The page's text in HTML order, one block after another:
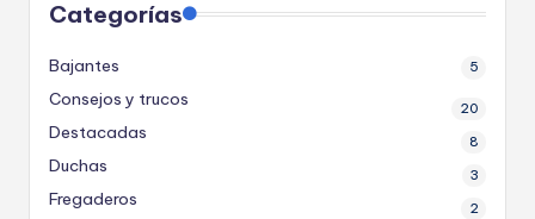
Categorías
Bajantes 5
Consejos y trucos 20
Destacadas 8
Duchas 3
Fregaderos 2